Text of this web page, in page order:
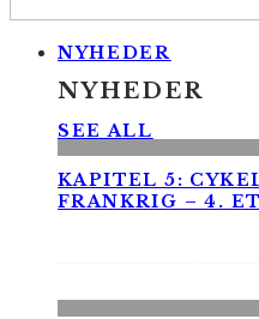
NYHEDER
NYHEDER
SEE ALL
KAPITEL 5:
FRANKRIG – 4.